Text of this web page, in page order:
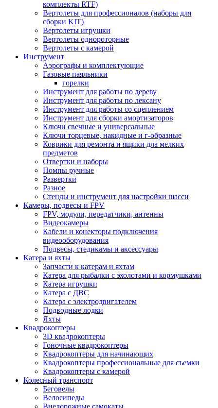
комплекты RTF)
Вертолеты для профессионалов (наборы для
сборки KIT)
Вертолеты игрушки
Вертолеты однороторные
Вертолеты с камерой
Инструмент
Аэрографы и комплектующие
Газовые паяльники
горелки
Инструмент для работы по дереву
Инструмент для работы по лексану
Инструмент для работы со сцеплением
Инструмент для сборки амортизаторов
Ключи свечные и универсальные
Ключи торцевые, накидные и г-образные
Коврики для ремонта и ящики дла мелких
предметов
Отвертки и наборы
Помпы ручные
Развертки
Разное
Стенды и инструмент для настройки шасси
Камеры, подвесы и FPV
FPV, модули, передатчики, антенны
Видеокамеры
Кабели и конекторы подключения
видеооборудования
Подвесы, стедикамы и аксессуары
Катера и яхты
Запчасти к катерам и яхтам
Катера для рыбалки с эхолотами и кормушками
Катера игрушки
Катера с ДВС
Катера с электродвигателем
Подводные лодки
Яхты
Квадрокоптеры
3D квадрокоптеры
Гоночные квадрокоптеры
Квадрокоптеры для начинающих
Квадрокоптеры профессиональные для съемки
Квадрокоптеры с камерой
Колесный транспорт
Беговелы
Велосипеды
Внедорожные самокаты